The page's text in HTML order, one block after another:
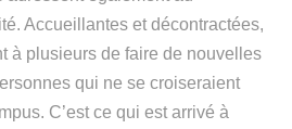
Accueillantes et décontractées,
à plusieurs de faire de nouvelles
qui ne se croiseraient
C’est ce qui est arrivé à